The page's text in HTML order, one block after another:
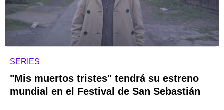
SERIES
"Mis muertos tristes" tendrá su estreno
mundial en el Festival de San Sebastián